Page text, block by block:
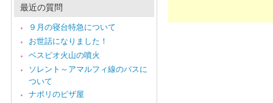
最近の質問
９月の寝台特急について
お世話になりました！
ベスピオ火山の噴火
ソレント～アマルフィ線のバスに
ついて
ナポリのピザ屋